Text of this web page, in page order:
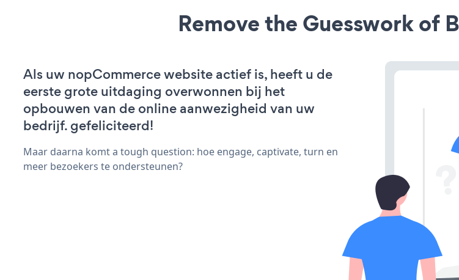
Remove the Guesswork of
Als uw nopCommerce website actief is, heeft u de
eerste grote uitdaging overwonnen bij het
opbouwen van de online aanwezigheid van uw
bedrijf. gefeliciteerd!
Maar daarna komt a tough question: hoe engage, captivate, turn en
meer bezoekers te ondersteunen?